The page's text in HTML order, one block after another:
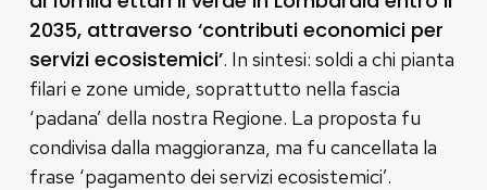
2035, attraverso ‘contributi economici per
servizi ecosistemici’. In sintesi: soldi a chi pianta
filari e zone umide, soprattutto nella fascia
‘padana’ della nostra Regione. La proposta fu
condivisa dalla maggioranza, ma fu cancellata la
frase ‘pagamento dei servizi ecosistemici’.